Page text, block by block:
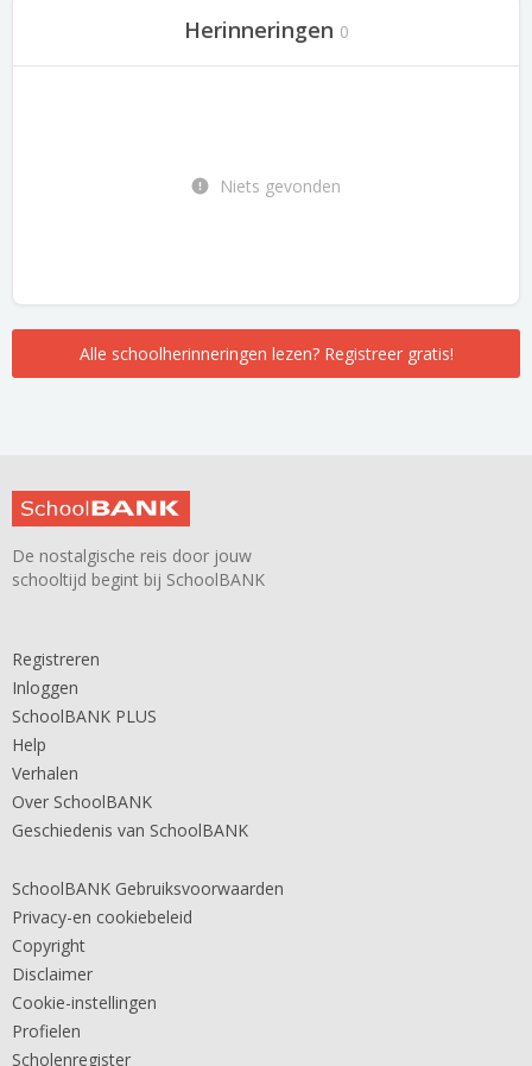
Herinneringen 0
Niets gevonden
Alle schoolherinneringen lezen? Registreer gratis!
De nostalgische reis door jouw
schooltijd begint bij SchoolBANK
Registreren
Inloggen
SchoolBANK PLUS
Help
Verhalen
Over SchoolBANK
Geschiedenis van SchoolBANK
SchoolBANK Gebruiksvoorwaarden
Privacy-en cookiebeleid
Copyright
Disclaimer
Cookie-instellingen
Profielen
Scholenregister